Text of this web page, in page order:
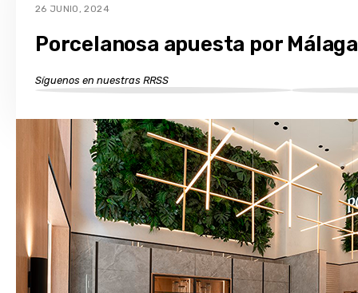
26 JUNIO, 2024
Porcelanosa apuesta por
Síguenos en nuestras RRSS